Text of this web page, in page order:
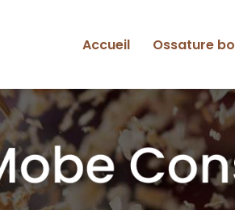
Accueil Ossature